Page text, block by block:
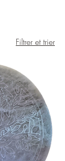
Filtrer et trier